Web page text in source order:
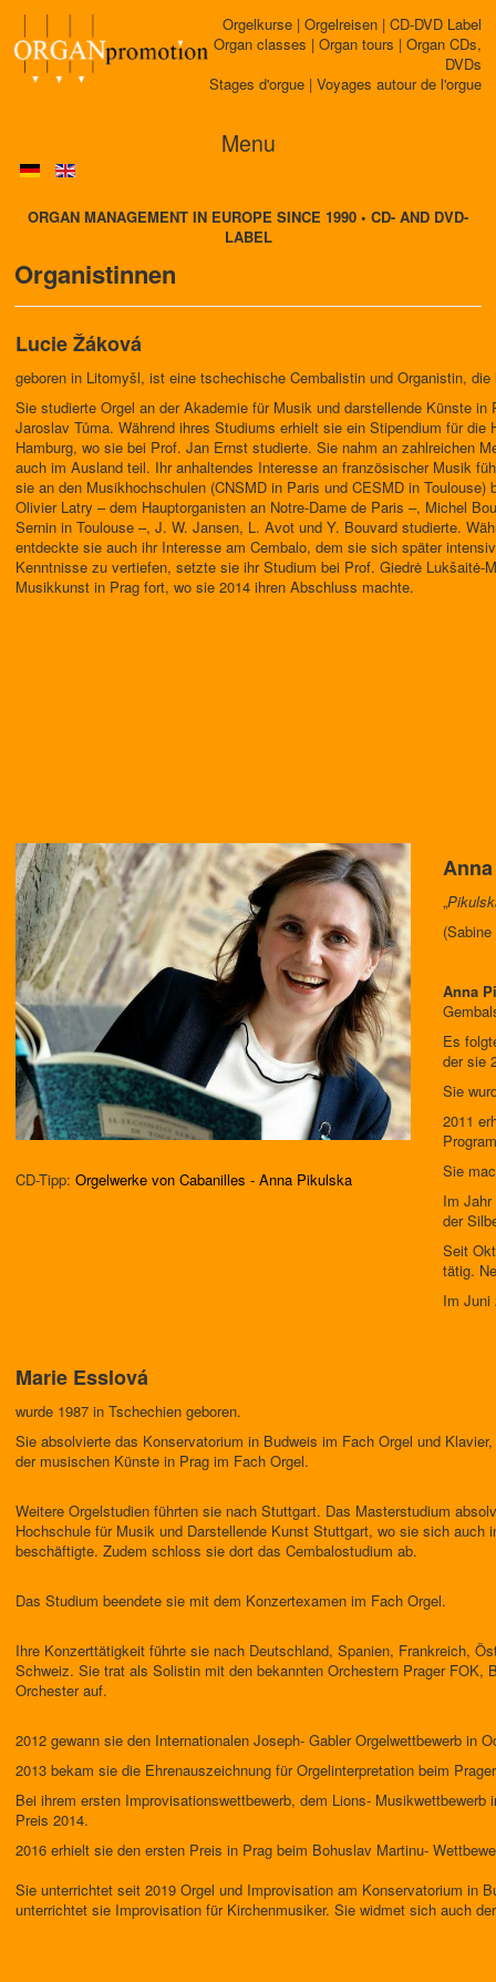
Orgelkurse | Orgelreisen | CD-DVD Label
Organ classes | Organ tours | Organ CDs,
DVDs
Stages d'orgue | Voyages autour de l'orgue
Menu
ORGAN MANAGEMENT IN EUROPE SINCE 1990 • CD- AND DVD-
LABEL
Organistinnen
Lucie Žáková
geboren in Litomyšl, ist eine tschechische Cembalistin und Organistin,
Sie studierte Orgel an der Akademie für Musik und darstellende Künste in
Jaroslav Tůma. Während ihres Studiums erhielt sie ein Stipendium für die
Hamburg, wo sie bei Prof. Jan Ernst studierte. Sie nahm an zahlreichen
auch im Ausland teil. Ihr anhaltendes Interesse an französischer Musik
sie an den Musikhochschulen (CNSMD in Paris und CESMD in Toulouse)
Olivier Latry – dem Hauptorganisten an Notre-Dame de Paris –, Michel
Sernin in Toulouse –, J. W. Jansen, L. Avot und Y. Bouvard studierte.
entdeckte sie auch ihr Interesse am Cembalo, dem sie sich später
Kenntnisse zu vertiefen, setzte sie ihr Studium bei Prof. Giedrė Lukšaitė-
Musikkunst in Prag fort, wo sie 2014 ihren Abschluss machte.
CD-Tipp: Orgelwerke von Cabanilles - Anna Pikulska
„
Anna
Es
der sie
Sie
2011
Sie
Im
der
Seit
tätig.
Im Juni
Marie Esslová
wurde 1987 in Tschechien geboren.
Sie absolvierte das Konservatorium in Budweis im Fach Orgel und
der musischen Künste in Prag im Fach Orgel.
Weitere Orgelstudien führten sie nach Stuttgart. Das Masterstudium
Hochschule für Musik und Darstellende Kunst Stuttgart, wo sie sich auch
beschäftigte. Zudem schloss sie dort das Cembalostudium ab.
Das Studium beendete sie mit dem Konzertexamen im Fach Orgel.
Ihre Konzerttätigkeit führte sie nach Deutschland, Spanien, Frankreich,
Schweiz. Sie trat als Solistin mit den bekannten Orchestern Prager FOK,
Orchester auf.
2012 gewann sie den Internationalen Joseph- Gabler Orgelwettbewerb in
2013 bekam sie die Ehrenauszeichnung für Orgelinterpretation beim
Bei ihrem ersten Improvisationswettbewerb, dem Lions- Musikwettbewerb
Preis 2014.
2016 erhielt sie den ersten Preis in Prag beim Bohuslav Martinu-
Sie unterrichtet seit 2019 Orgel und Improvisation am Konservatorium in
unterrichtet sie Improvisation für Kirchenmusiker. Sie widmet sich auch